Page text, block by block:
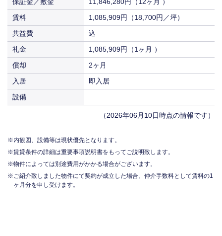
賃料
1,085,909円（18,700円／坪）
共益費
込
礼金
1,085,909円（1ヶ月 ）
償却
2ヶ月
入居
即入居
設備
（2026年06月10日時点の情報です）
内観図、設備等は現状優先となります。
賃貸条件の詳細は重要事項説明書をもってご説明致します。
物件によっては別途費用がかかる場合がございます。
ご紹介致しました物件にて契約が成立した場合、仲介手数料として賃料の1
ヶ月分を申し受けます。